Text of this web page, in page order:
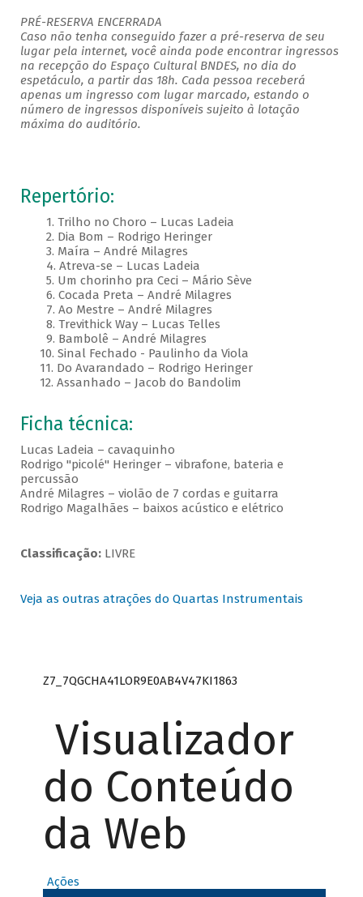
PRÉ-RESERVA ENCERRADA
Caso não tenha conseguido fazer a pré-reserva de seu
lugar pela internet, você ainda pode encontrar ingressos
na recepção do Espaço Cultural BNDES, no dia do
espetáculo, a partir das 18h. Cada pessoa receberá
apenas um ingresso com lugar marcado, estando o
número de ingressos disponíveis sujeito à lotação
máxima do auditório.
Repertório:
1. Trilho no Choro – Lucas Ladeia
2. Dia Bom – Rodrigo Heringer
3. Maíra – André Milagres
4. Atreva-se – Lucas Ladeia
5. Um chorinho pra Ceci – Mário Sève
6. Cocada Preta – André Milagres
7. Ao Mestre – André Milagres
8. Trevithick Way – Lucas Telles
9. Bambolê – André Milagres
10. Sinal Fechado - Paulinho da Viola
11. Do Avarandado – Rodrigo Heringer
12. Assanhado – Jacob do Bandolim
Ficha técnica:
Lucas Ladeia – cavaquinho
Rodrigo "picolé" Heringer – vibrafone, bateria e
percussão
André Milagres – violão de 7 cordas e guitarra
Rodrigo Magalhães – baixos acústico e elétrico
Classificação:LIVRE
Veja as outras atrações do Quartas Instrumentais
Z7_7QGCHA41LOR9E0AB4V47KI1863
Visualizador
do Conteúdo
da Web
Ações